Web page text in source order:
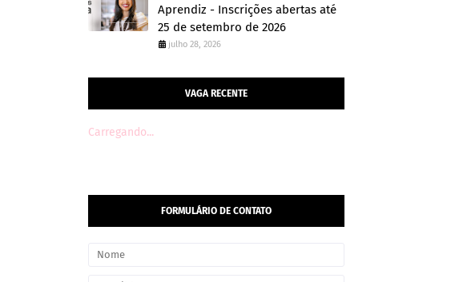
Aprendiz - Inscrições abertas até
25 de setembro de 2026
julho 28, 2026
VAGA RECENTE
Carregando...
FORMULÁRIO DE CONTATO